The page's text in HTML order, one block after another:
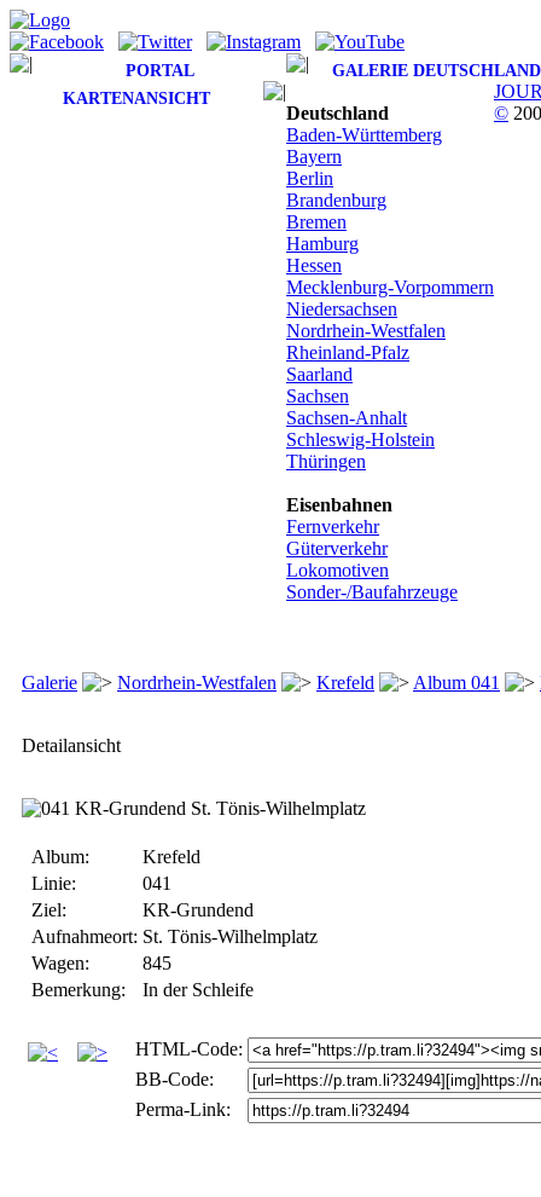
PORTAL
GALERIE DEUTSCHLAND
KARTENANSICHT
Deutschland
Baden-Württemberg
Bayern
Berlin
Brandenburg
Bremen
Hamburg
Hessen
Mecklenburg-Vorpommern
Niedersachsen
Nordrhein-Westfalen
Rheinland-Pfalz
Saarland
Sachsen
Sachsen-Anhalt
Schleswig-Holstein
Thüringen
Eisenbahnen
Fernverkehr
Güterverkehr
Lokomotiven
Sonder-/Baufahrzeuge
Galerie Nordrhein-Westfalen Krefeld Album 041
Detailansicht
Album:
Krefeld
Linie:
041
Ziel:
KR-Grundend
Aufnahmeort: St. Tönis-Wilhelmplatz
Wagen:
845
Bemerkung:
In der Schleife
HTML-Code:
BB-Code:
Perma-Link:
©